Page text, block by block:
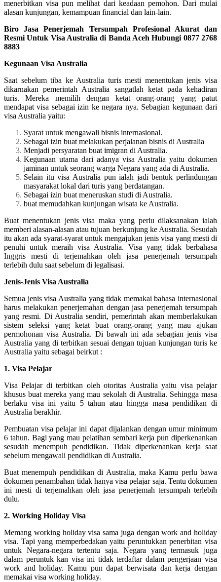
menerbitkan visa pun melihat dari keadaan pemohon. Dari mulai
alasan kunjungan, kemampuan financial dan lain-lain.
Biro Jasa Penerjemah Tersumpah Profesional Akurat dan
Resmi Untuk Visa Australia di Banda Aceh Hubungi 0877 2768
8883
Kegunaan Visa Australia
Saat sebelum tiba ke Australia turis mesti menentukan jenis visa
dikarnakan pemerintah Australia sangatlah ketat pada kehadiran
turis. Mereka memilih dengan ketat orang-orang yang patut
mendapat visa sebagai izin ke negara nya. Sebagian kegunaan dari
visa Australia yaitu:
Syarat untuk mengawali bisnis internasional.
Sebagai izin buat melakukan perjalanan bisnis di Australia
Menjadi persyaratan buat imigran di Australia.
Kegunaan utama dari adanya visa Australia yaitu dokumen
jaminan untuk seorang warga Negara yang ada di Australia.
Selain itu visa Australia pun ialah jadi bentuk perlindungan
masyarakat lokal dari turis yang berdatangan.
Sebagai izin buat meneruskan studi di Australia.
buat memudahkan kunjungan wisata ke Australia.
Buat menentukan jenis visa maka yang perlu dilaksanakan ialah
memberi alasan-alasan atau tujuan berkunjung ke Australia. Sesudah
itu akan ada syarat-syarat untuk mengajukan jenis visa yang mesti di
penuhi untuk meraih visa Australia. Visa yang tidak berbahasa
Inggris mesti di terjemahkan oleh jasa penerjemah tersumpah
terlebih dulu saat sebelum di legalisasi.
Jenis-Jenis Visa Australia
Semua jenis visa Australia yang tidak memakai bahasa internasional
harus melakukan penerjemahan dengan jasa penerjemah tersumpah
yang resmi. Di Australia sendiri, pemerintah akan memberlakukan
sistem seleksi yang ketat buat orang-orang yang mau ajukan
permohonan visa Australia. Di bawah ini ada sebagian jenis visa
Australia yang di terbitkan sesuai dengan tujuan kunjungan turis ke
Australia yaitu sebagai beirkut :
1. Visa Pelajar
Visa Pelajar di terbitkan oleh otoritas Australia yaitu visa pelajar
khusus buat mereka yang mau sekolah di Australia. Sehingga masa
berlaku visa ini yaitu 5 tahun atau hingga masa pendidikan di
Australia berakhir.
Pembuatan visa pelajar ini dapat dijalankan dengan umur minimum
6 tahun. Bagi yang mau pelatihan sembari kerja pun diperkenankan
sesudah menempuh pendidikan. Tidak diperkenankan kerja saat
sebelum mengawali pendidikan di Australia.
Buat menempuh pendidikan di Australia, maka Kamu perlu bawa
dokumen penambahan tidak hanya visa pelajar saja. Tentu dokumen
ini mesti di terjemahkan oleh jasa penerjemah tersumpah terlebih
dulu.
2. Working Holiday Visa
Memang working holiday visa sama juga dengan work and holiday
visa. Tapi yang memperbedakan yaitu peruntukkan penerbitan visa
untuk Negara-negara tertentu saja. Negara yang termasuk juga
dalam peruntuk kan visa ini tidak terdaftar dalam pengerjaan visa
work and holiday. Kamu pun dapat berwisata dan kerja dengan
memakai visa working holiday.